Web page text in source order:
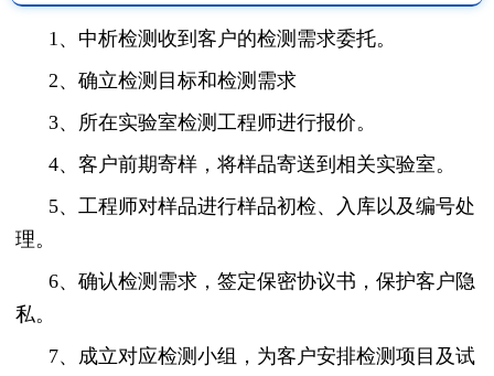
1、中析检测收到客户的检测需求委托。
2、确立检测目标和检测需求
3、所在实验室检测工程师进行报价。
4、客户前期寄样，将样品寄送到相关实验室。
5、工程师对样品进行样品初检、入库以及编号处
理。
6、确认检测需求，签定保密协议书，保护客户隐
私。
7、成立对应检测小组，为客户安排检测项目及试